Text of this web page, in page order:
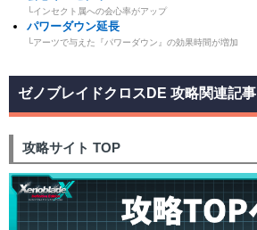
└インセクト属への会心率がアップ
パワーダウン延長
└アーツで与えた『パワーダウン』の効果時間が増加
ゼノブレイドクロスDE 攻略関連記事
攻略サイト TOP